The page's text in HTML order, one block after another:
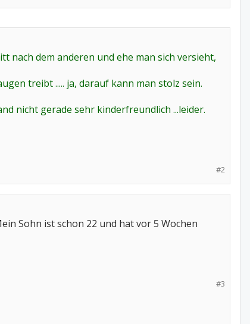
nach dem anderen und ehe man sich versieht,
treibt ..... ja, darauf kann man stolz sein.
nicht gerade sehr kinderfreundlich ...leider.
#2
Sohn ist schon 22 und hat vor 5 Wochen
#3